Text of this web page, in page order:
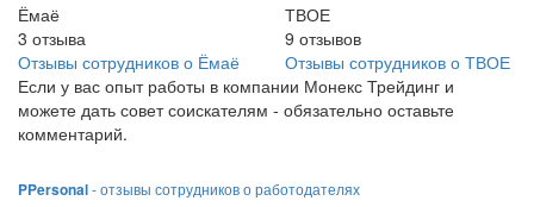
Ёмаё
3 отзыва
Отзывы сотрудников о Ёмаё
ТВОЕ
9 отзывов
Отзывы сотрудников о ТВОЕ
Если у вас опыт работы в компании Монекс Трейдинг и
можете дать совет соискателям - обязательно оставьте
комментарий.
PPersonal- отзывы сотрудников о работодателях